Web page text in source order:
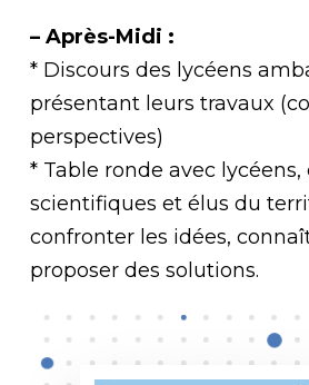
– Après-Midi :
* Discours des lycéens
présentant leurs travaux
perspectives)
* Table ronde avec lycéens,
scientifiques et élus du
confronter les idées,
proposer des solutions.